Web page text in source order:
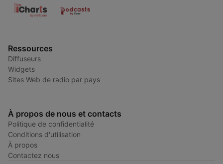
Ressources
Diffuseurs
Widgets
Sites Web de radio par pays
À propos de nous et contacts
Politique de confidentialité
Conditions d'utilisation
À propos
Contactez nous